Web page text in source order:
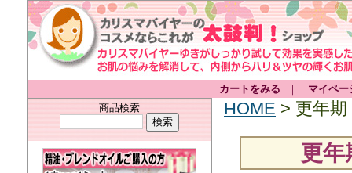
カートをみる ｜
マイペー
商品検索
HOME > 更年
更年